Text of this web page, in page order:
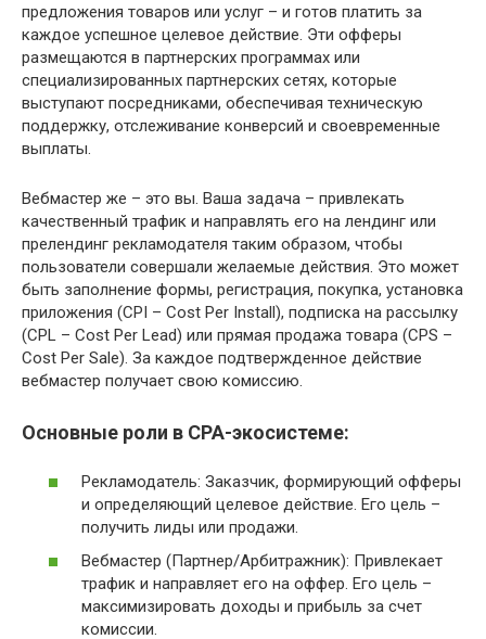
предложения товаров или услуг – и готов платить за
каждое успешное целевое действие. Эти офферы
размещаются в партнерских программах или
специализированных партнерских сетях, которые
выступают посредниками, обеспечивая техническую
поддержку, отслеживание конверсий и своевременные
выплаты.
Вебмастер же – это вы. Ваша задача – привлекать
качественный трафик и направлять его на лендинг или
прелендинг рекламодателя таким образом, чтобы
пользователи совершали желаемые действия. Это может
быть заполнение формы, регистрация, покупка, установка
приложения (CPI – Cost Per Install), подписка на рассылку
(CPL – Cost Per Lead) или прямая продажа товара (CPS –
Cost Per Sale). За каждое подтвержденное действие
вебмастер получает свою комиссию.
Основные роли в CPA-экосистеме:
Рекламодатель: Заказчик, формирующий офферы
и определяющий целевое действие. Его цель –
получить лиды или продажи.
Вебмастер (Партнер/Арбитражник): Привлекает
трафик и направляет его на оффер. Его цель –
максимизировать доходы и прибыль за счет
комиссии.